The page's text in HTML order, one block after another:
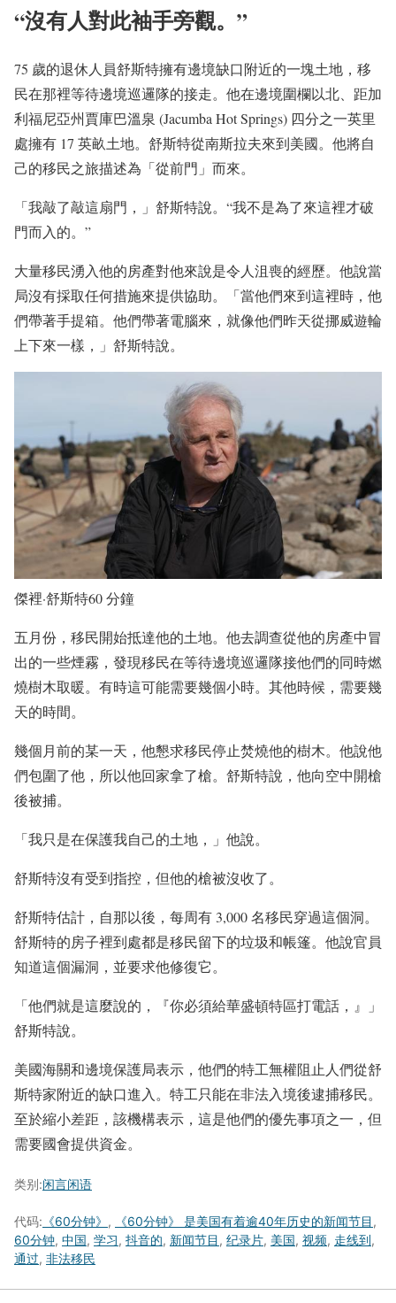
“沒有人對此袖手旁觀。”
75 歲的退休人員舒斯特擁有邊境缺口附近的一塊土地，移
民在那裡等待邊境巡邏隊的接走。他在邊境圍欄以北、距加
利福尼亞州賈庫巴溫泉 (Jacumba Hot Springs) 四分之一英里
處擁有 17 英畝土地。舒斯特從南斯拉夫來到美國。他將自
己的移民之旅描述為「從前門」而來。
「我敲了敲這扇門，」舒斯特說。“我不是為了來這裡才破
門而入的。”
大量移民湧入他的房產對他來說是令人沮喪的經歷。他說當
局沒有採取任何措施來提供協助。「當他們來到這裡時，他
們帶著手提箱。他們帶著電腦來，就像他們昨天從挪威遊輪
上下來一樣，」舒斯特說。
傑裡·舒斯特60 分鐘
五月份，移民開始抵達他的土地。他去調查從他的房產中冒
出的一些煙霧，發現移民在等待邊境巡邏隊接他們的同時燃
燒樹木取暖。有時這可能需要幾個小時。其他時候，需要幾
天的時間。
幾個月前的某一天，他懇求移民停止焚燒他的樹木。他說他
們包圍了他，所以他回家拿了槍。舒斯特說，他向空中開槍
後被捕。
「我只是在保護我自己的土地，」他說。
舒斯特沒有受到指控，但他的槍被沒收了。
舒斯特估計，自那以後，每周有 3,000 名移民穿過這個洞。
舒斯特的房子裡到處都是移民留下的垃圾和帳篷。他說官員
知道這個漏洞，並要求他修復它。
「他們就是這麼說的，『你必須給華盛頓特區打電話，』」
舒斯特說。
美國海關和邊境保護局表示，他們的特工無權阻止人們從舒
斯特家附近的缺口進入。特工只能在非法入境後逮捕移民。
至於縮小差距，該機構表示，這是他們的優先事項之一，但
需要國會提供資金。
类别:闲言闲语
代码: 《60分钟》 , 《60分钟》 是美国有着逾40年历史的新闻节目,
60分钟, 中国, 学习, 抖音的, 新闻节目, 纪录片, 美国, 视频, 走线到,
通过, 非法移民